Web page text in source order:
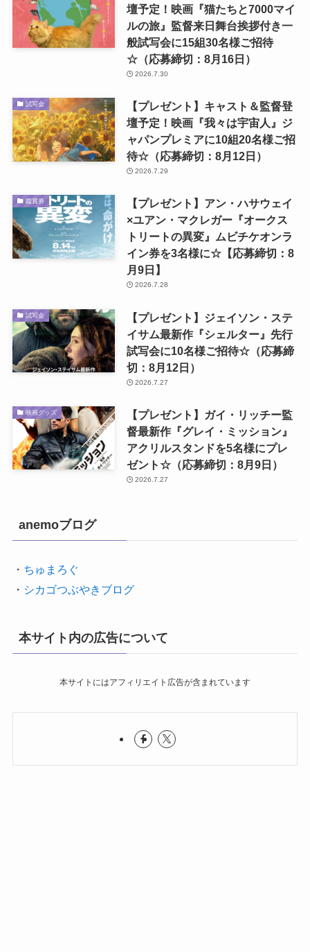
壇予定！映画『猫たちと7000マイ
ルの旅』監督来日舞台挨拶付き一
般試写会に15組30名様ご招待
☆（応募締切：8月16日）
2026.7.30
試写会
【プレゼント】キャスト＆監督登
壇予定！映画『我々は宇宙人』ジ
ャパンプレミアに10組20名様ご招
待☆（応募締切：8月12日）
2026.7.29
鑑賞券
【プレゼント】アン・ハサウェイ
×ユアン・マクレガー『オークス
トリートの異変』ムビチケオンラ
イン券を3名様に☆【応募締切：8
月9日】
2026.7.28
試写会
【プレゼント】ジェイソン・ステ
イサム最新作『シェルター』先行
試写会に10名様ご招待☆（応募締
切：8月12日）
2026.7.27
映画グッズ
【プレゼント】ガイ・リッチー監
督最新作『グレイ・ミッション』
アクリルスタンドを5名様にプレ
ゼント☆（応募締切：8月9日）
2026.7.27
anemoブログ
・ ちゅまろぐ
・ シカゴつぶやきブログ
本サイト内の広告について
本サイトにはアフィリエイト広告が含まれています